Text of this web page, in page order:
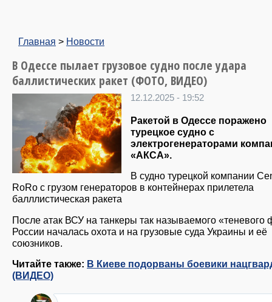
Главная > Новости
В Одессе пылает грузовое судно после удара
баллистических ракет (ФОТО, ВИДЕО)
12.12.2025 - 19:52
Ракетой в Одессе поражено
турецкое судно с
электрогенераторами
«АКСА».
В судно турецкой компании
RoRo с грузом генераторов в контейнерах прилетела
балллистическая ракета
После атак ВСУ на танкеры так называемого «теневого
России началась охота и на грузовые суда Украины и её
союзников.
Читайте также: В Киеве подорваны боевики
(ВИДЕО)